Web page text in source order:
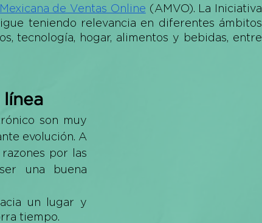
de Ventas Online (AMVO). La Iniciativa
teniendo relevancia en diferentes ámbitos
tecnología, hogar, alimentos y bebidas, entre
línea
son muy
evolución. A
por las
una buena
un lugar y
tiempo.